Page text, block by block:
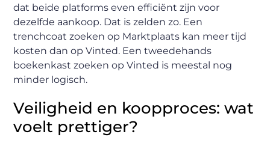
dat beide platforms even efficiënt zijn voor
dezelfde aankoop. Dat is zelden zo. Een
trenchcoat zoeken op Marktplaats kan meer tijd
kosten dan op Vinted. Een tweedehands
boekenkast zoeken op Vinted is meestal nog
minder logisch.
Veiligheid en koopproces: wat
voelt prettiger?